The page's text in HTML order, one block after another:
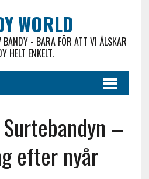
WORLD
BANDY - BARA FÖR ATT VI ÄLSKAR
HELT ENKELT.
–
efter nyår